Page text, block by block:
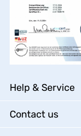
Help & Service
Contact us